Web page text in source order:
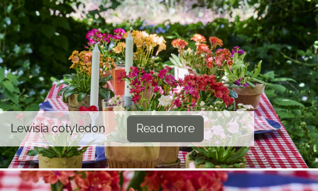
Lewisia cotyledon Read more